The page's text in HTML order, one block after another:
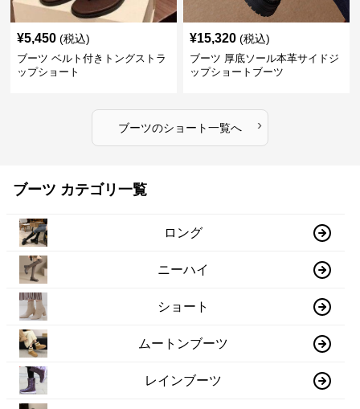
¥5,450 (税込)
ブーツ ベルト付きトングストラ
ップショート
¥15,320 (税込)
ブーツ 厚底ソール本革サイドジ
ップショートブーツ
ブーツのショート一覧へ ›
ブーツ カテゴリ一覧
ロング
ニーハイ
ショート
ムートンブーツ
レインブーツ